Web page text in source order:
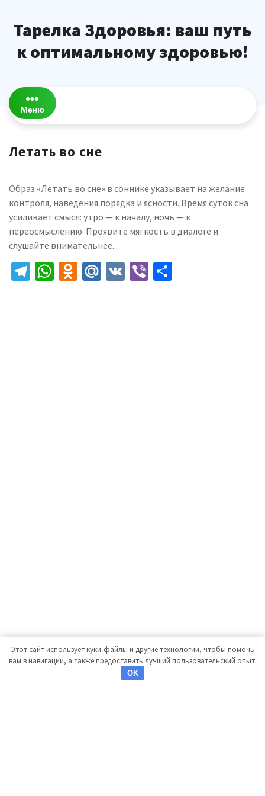
содержимому
Тарелка Здоровья: ваш путь
к оптимальному здоровью!
Меню
Летать во сне
Образ «Летать во сне» в соннике указывает на желание
контроля, наведения порядка и ясности. Время суток сна
усиливает смысл: утро — к началу, ночь — к
переосмыслению. Проявите мягкость в диалоге и
слушайте внимательнее.
Telegram
WhatsApp
Odnoklassniki
Mail.Ru
VK Viber
Этот сайт использует куки-файлы и другие технологии, чтобы помочь
вам в навигации, а также предоставить лучший пользовательский опыт.
OK